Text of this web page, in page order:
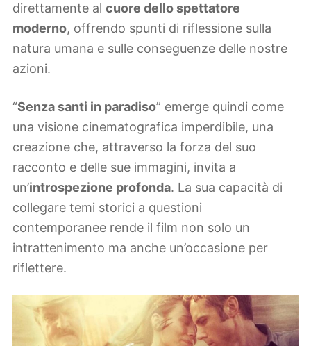
direttamente al cuore dello spettatore
moderno, offrendo spunti di riflessione sulla
natura umana e sulle conseguenze delle nostre
azioni.
“Senza santi in paradiso” emerge quindi come
una visione cinematografica imperdibile, una
creazione che, attraverso la forza del suo
racconto e delle sue immagini, invita a
un’introspezione profonda. La sua capacità di
collegare temi storici a questioni
contemporanee rende il film non solo un
intrattenimento ma anche un’occasione per
riflettere.